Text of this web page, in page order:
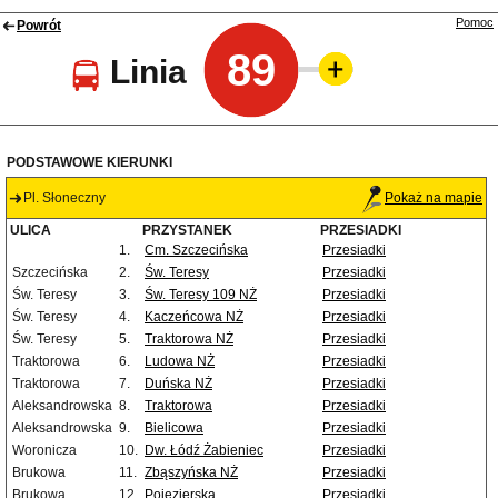
Powrót
Linia 89
Pomoc
PODSTAWOWE KIERUNKI
Pl. Słoneczny Pokaż na mapie
ULICA PRZYSTANEK
PRZESIADKI
1.
Cm. Szczecińska
Przesiadki
Szczecińska
2. Św. Teresy
Przesiadki
Św. Teresy
3. Św. Teresy 109 NŻ
Przesiadki
Św. Teresy
4. Kaczeńcowa NŻ
Przesiadki
Św. Teresy
5. Traktorowa NŻ
Przesiadki
Traktorowa
6. Ludowa NŻ
Przesiadki
Traktorowa
7. Duńska NŻ
Przesiadki
Aleksandrowska 8. Traktorowa
Przesiadki
Aleksandrowska 9. Bielicowa
Przesiadki
Woronicza
10. Dw. Łódź Żabieniec
Przesiadki
Brukowa
11. Zbąszyńska NŻ
Przesiadki
Brukowa
12. Pojezierska Przesiadki